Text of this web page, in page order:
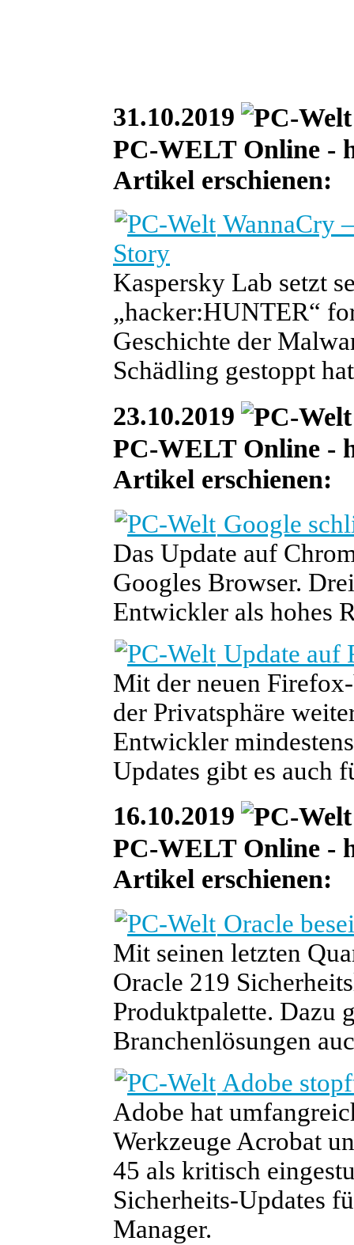
31.10.2019
PC-WELT Online -
Artikel erschienen:
WannaCry
Story
Kaspersky Lab setzt
„hacker:HUNTER“
Geschichte der
Schädling gestoppt
23.10.2019
PC-WELT Online -
Artikel erschienen:
Google
Das Update auf
Googles Browser.
Entwickler als hohes
Update auf
Mit der neuen
der Privatsphäre
Entwickler
Updates gibt es auch
16.10.2019
PC-WELT Online -
Artikel erschienen:
Oracle
Mit seinen letzten
Oracle 219
Produktpalette. Dazu
Branchenlösungen
Adobe
Adobe hat
Werkzeuge Acrobat
45 als kritisch
Sicherheits-Updates
Manager.